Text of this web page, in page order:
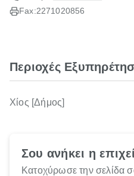
Fax:2271020856
Περιοχές
Χίος [Δήμος]
Σου ανήκει η
Κατοχύρωσε την σελίδα